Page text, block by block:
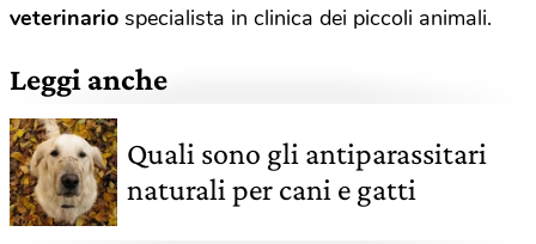
veterinario specialista in clinica dei piccoli animali.
Leggi anche
Quali sono gli antiparassitari
naturali per cani e gatti